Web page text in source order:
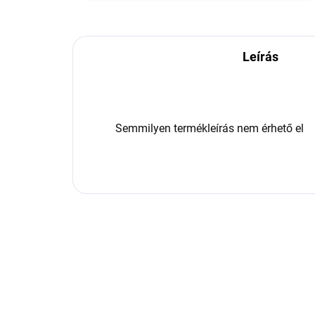
Leírás
Semmilyen termékleírás nem érhető el